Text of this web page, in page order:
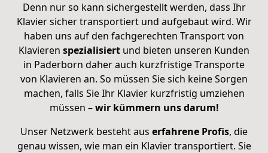
Denn nur so kann sichergestellt werden, dass Ihr
Klavier sicher transportiert und aufgebaut wird. Wir
haben uns auf den fachgerechten Transport von
Klavieren spezialisiert und bieten unseren Kunden
in Paderborn daher auch kurzfristige Transporte
von Klavieren an. So müssen Sie sich keine Sorgen
machen, falls Sie Ihr Klavier kurzfristig umziehen
müssen –wir kümmern uns darum!
Unser Netzwerk besteht aus erfahrene Profis, die
genau wissen, wie man ein Klavier transportiert. Sie